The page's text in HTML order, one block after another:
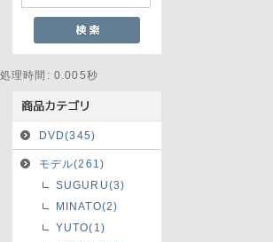
処理時間: 0.005秒
DVD(345)
モデル(261)
SUGURU(3)
MINATO(2)
YUTO(1)